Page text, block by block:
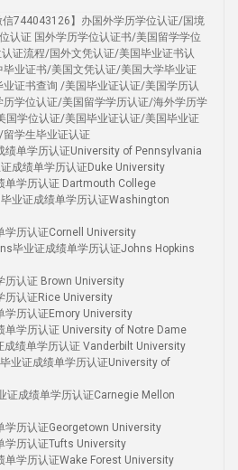
信744043126】办国外学历学位认证/国境
认证 国外学历学位认证书/美国留学学位
证流程/国外文凭认证/美国毕业证书认
业证书/美国文凭认证/美国大学毕业证
证书查询 /美国毕业证认证/美国学历认
学位认证/美国留学学历认证/海外学历学
国学位认证/美国毕业证认证/美国毕业证
学生毕业证认证
绩单学历认证University of Pennsylvania
成绩单学历认证Duke University
单学历认证 Dartmouth College
业证成绩单学历认证Washington
学历认证Cornell University
毕业证成绩单学历认证Johns Hopkins
历认证 Brown University
历认证Rice University
学历认证Emory University
单学历认证 University of Notre Dame
成绩单学历认证 Vanderbilt University
业证成绩单学历认证University of
证成绩单学历认证Carnegie Mellon
学历认证Georgetown University
学历认证Tufts University
单学历认证Wake Forest University